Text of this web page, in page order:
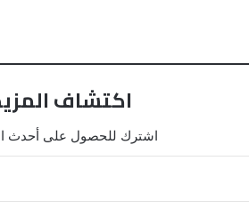
اكتشاف
اشترك للحصول على أحدث